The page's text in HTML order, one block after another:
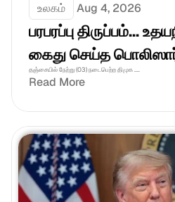
உலகம் Aug 4, 2026
பரபரப்பு திருப்பம்...
கைது செய்த
தஞ்சையில் நேற்று (03) நடைபெற்ற திமுக ....
Read More